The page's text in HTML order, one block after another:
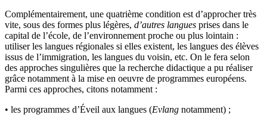
Complémentairement, une quatrième condition est d’approcher très
vite, sous des formes plus légères, d’autres langues prises dans le
capital de l’école, de l’environnement proche ou plus lointain :
utiliser les langues régionales si elles existent, les langues des élèves
issus de l’immigration, les langues du voisin, etc. On le fera selon
des approches singulières que la recherche didactique a pu réaliser
grâce notamment à la mise en oeuvre de programmes européens.
Parmi ces approches, citons notamment :
• les programmes d’Éveil aux langues (Evlang notamment) ;